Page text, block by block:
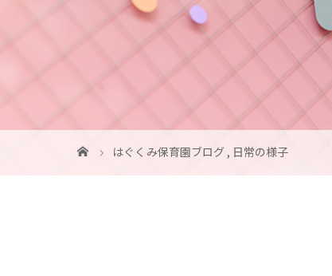
はぐくみ保育園ブログ , 日常の様子